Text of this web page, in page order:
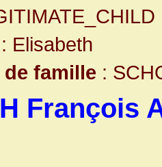
: Elisabeth
de famille :
François